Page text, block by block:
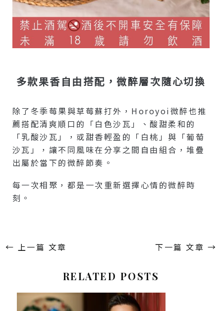
多款果香自由搭配，微醉層次隨心切換
除了冬季莓果與草莓蘇打外，Horoyoi微醉也推
薦搭配清爽順口的「白色沙瓦」、酸甜柔和的
「乳酸沙瓦」，或甜香輕盈的「白桃」與「葡萄
沙瓦」，讓不同風味在分享之間自由組合，堆疊
出屬於當下的微醉節奏。
每一次相聚，都是一次重新選擇心情的微醉時
刻。
← 上一篇 文章 下一篇 文章 →
RELATED POSTS